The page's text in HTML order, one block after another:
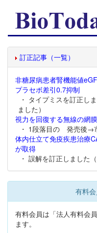
訂正記事（一覧）
非糖尿病患者腎機能値
プラセボ差引0.7抑制
・ タイプミスを訂正し
ました）
視力を回復する無線の網
・ 1段落目の 発売後→
体内仕立て免疫疾患治療
が取得
・ 誤解を訂正しました
有料
有料会員は「法人有料会
ます。